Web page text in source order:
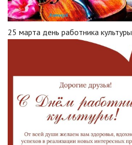
25 марта день работника культуры